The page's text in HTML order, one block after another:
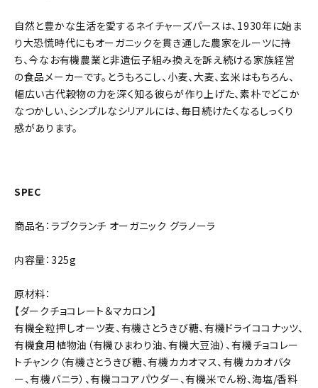
自然と豊かな生活を愛するネイチャーズパースは、1930年に始ま
り大恐慌時代にもオーガニックを貫き通した農家をルーツに持
ち、今なお有機農業と非遺伝子組み換えを訴え続ける家族経営
の食品メーカーです。とうもろこし、小麦、大麦、玄米はもちろん、
幅広い古代穀物の力を深く知る彼らが作り上げた、素朴でどこか
なつかしい、シンプルなシリアルには、毎日続けたくなるしっくり
感があります。
SPEC
商品名：ラブクランチ オーガニック グラノーラ
内容量：325g
原材料：
【ダークチョコレート＆マカロン】
有機全粒押しオーツ麦、有機さとうきび糖、有機ドライココナッツ、
有機食用植物油（有機ひまわり油、有機大豆油）、有機チョコレー
トチャンク（有機さとうきび糖、有機カカオマス、有機カカオバタ
ー、有機バニラ）、有機ココアパウダー、有機米でん粉、海塩/香料